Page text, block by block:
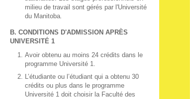
milieu de travail sont gérés par l'Université
du Manitoba.
B. CONDITIONS D'ADMISSION APRÈS
UNIVERSITÉ 1
Avoir obtenu au moins 24 crédits dans le
programme Université 1.
L’étudiante ou l’étudiant qui a obtenu 30
crédits ou plus dans le programme
Université 1 doit choisir la Faculté des